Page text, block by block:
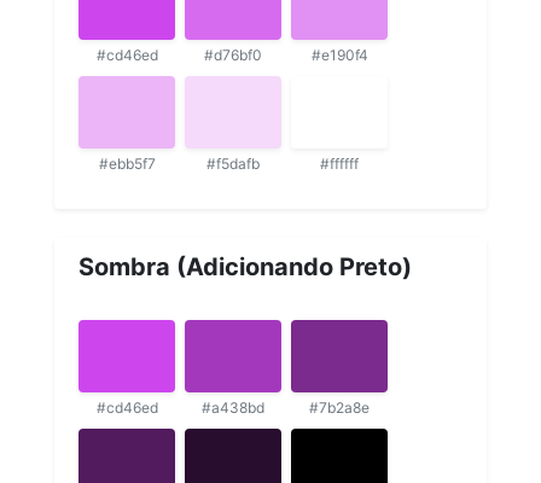
#cd46ed #d76bf0 #e190f4
#ebb5f7 #f5dafb #ffffff
Sombra (Adicionando Preto)
#cd46ed #a438bd #7b2a8e